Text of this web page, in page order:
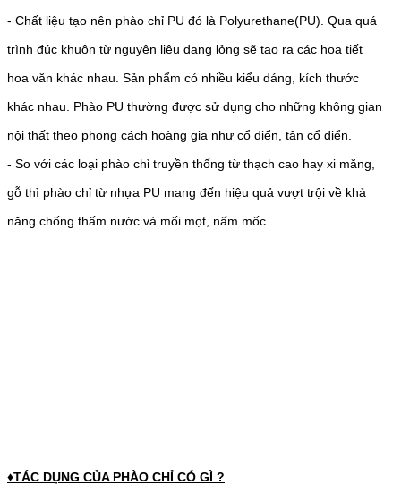
- Chất liệu tạo nên phào chỉ PU đó là Polyurethane(PU). Qua quá
trình đúc khuôn từ nguyên liệu dạng lỏng sẽ tạo ra các họa tiết
hoa văn khác nhau. Sản phẩm có nhiều kiểu dáng, kích thước
khác nhau. Phào PU thường được sử dụng cho những không gian
nội thất theo phong cách hoàng gia như cổ điển, tân cổ điển.
- So với các loại phào chỉ truyền thống từ thạch cao hay xi măng,
gỗ thì phào chỉ từ nhựa PU mang đến hiệu quả vượt trội về khả
năng chống thấm nước và mối mọt, nấm mốc.
♦TÁC DỤNG CỦA PHÀO CHỈ CÓ GÌ ?